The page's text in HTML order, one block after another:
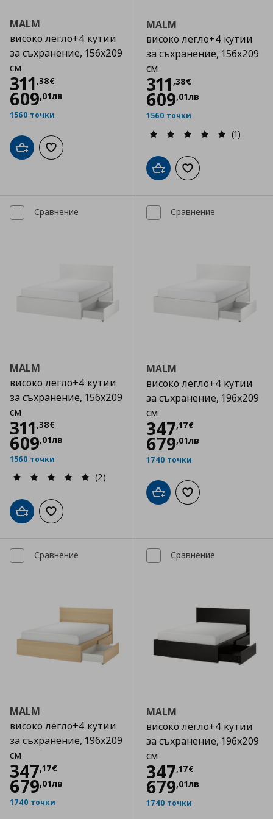
MALM
високо легло+4 кутии
за съхранение, 156x209
см
311 ,38€
Цена
609,01лв
1560 точки
Добави в кошницата
Добави към списъка с любими
MALM
високо легло+4 кутии
за съхранение, 156x209
см
311 ,38€
Цена
609,01лв
1560 точки
(1)
Добави в кошницата
Добави към
Сравнение
MALM
високо легло+4 кутии
за съхранение, 156x209
см
311 ,38€
Цена
609,01лв
1560 точки
(2)
Добави в кошницата
Добави към списъка с любими
Сравнение
MALM
високо легло+4 кутии
за съхранение, 196x209
см
347,17€
Цена
679,01лв
1740 точки
Добави в кошницата
Добави към
Сравнение
MALM
високо легло+4 кутии
за съхранение, 196x209
см
347,17€
Цена
679,01лв
1740 точки
Сравнение
MALM
високо легло+4 кутии
за съхранение, 196x209
см
347,17€
Цена
679,01лв
1740 точки